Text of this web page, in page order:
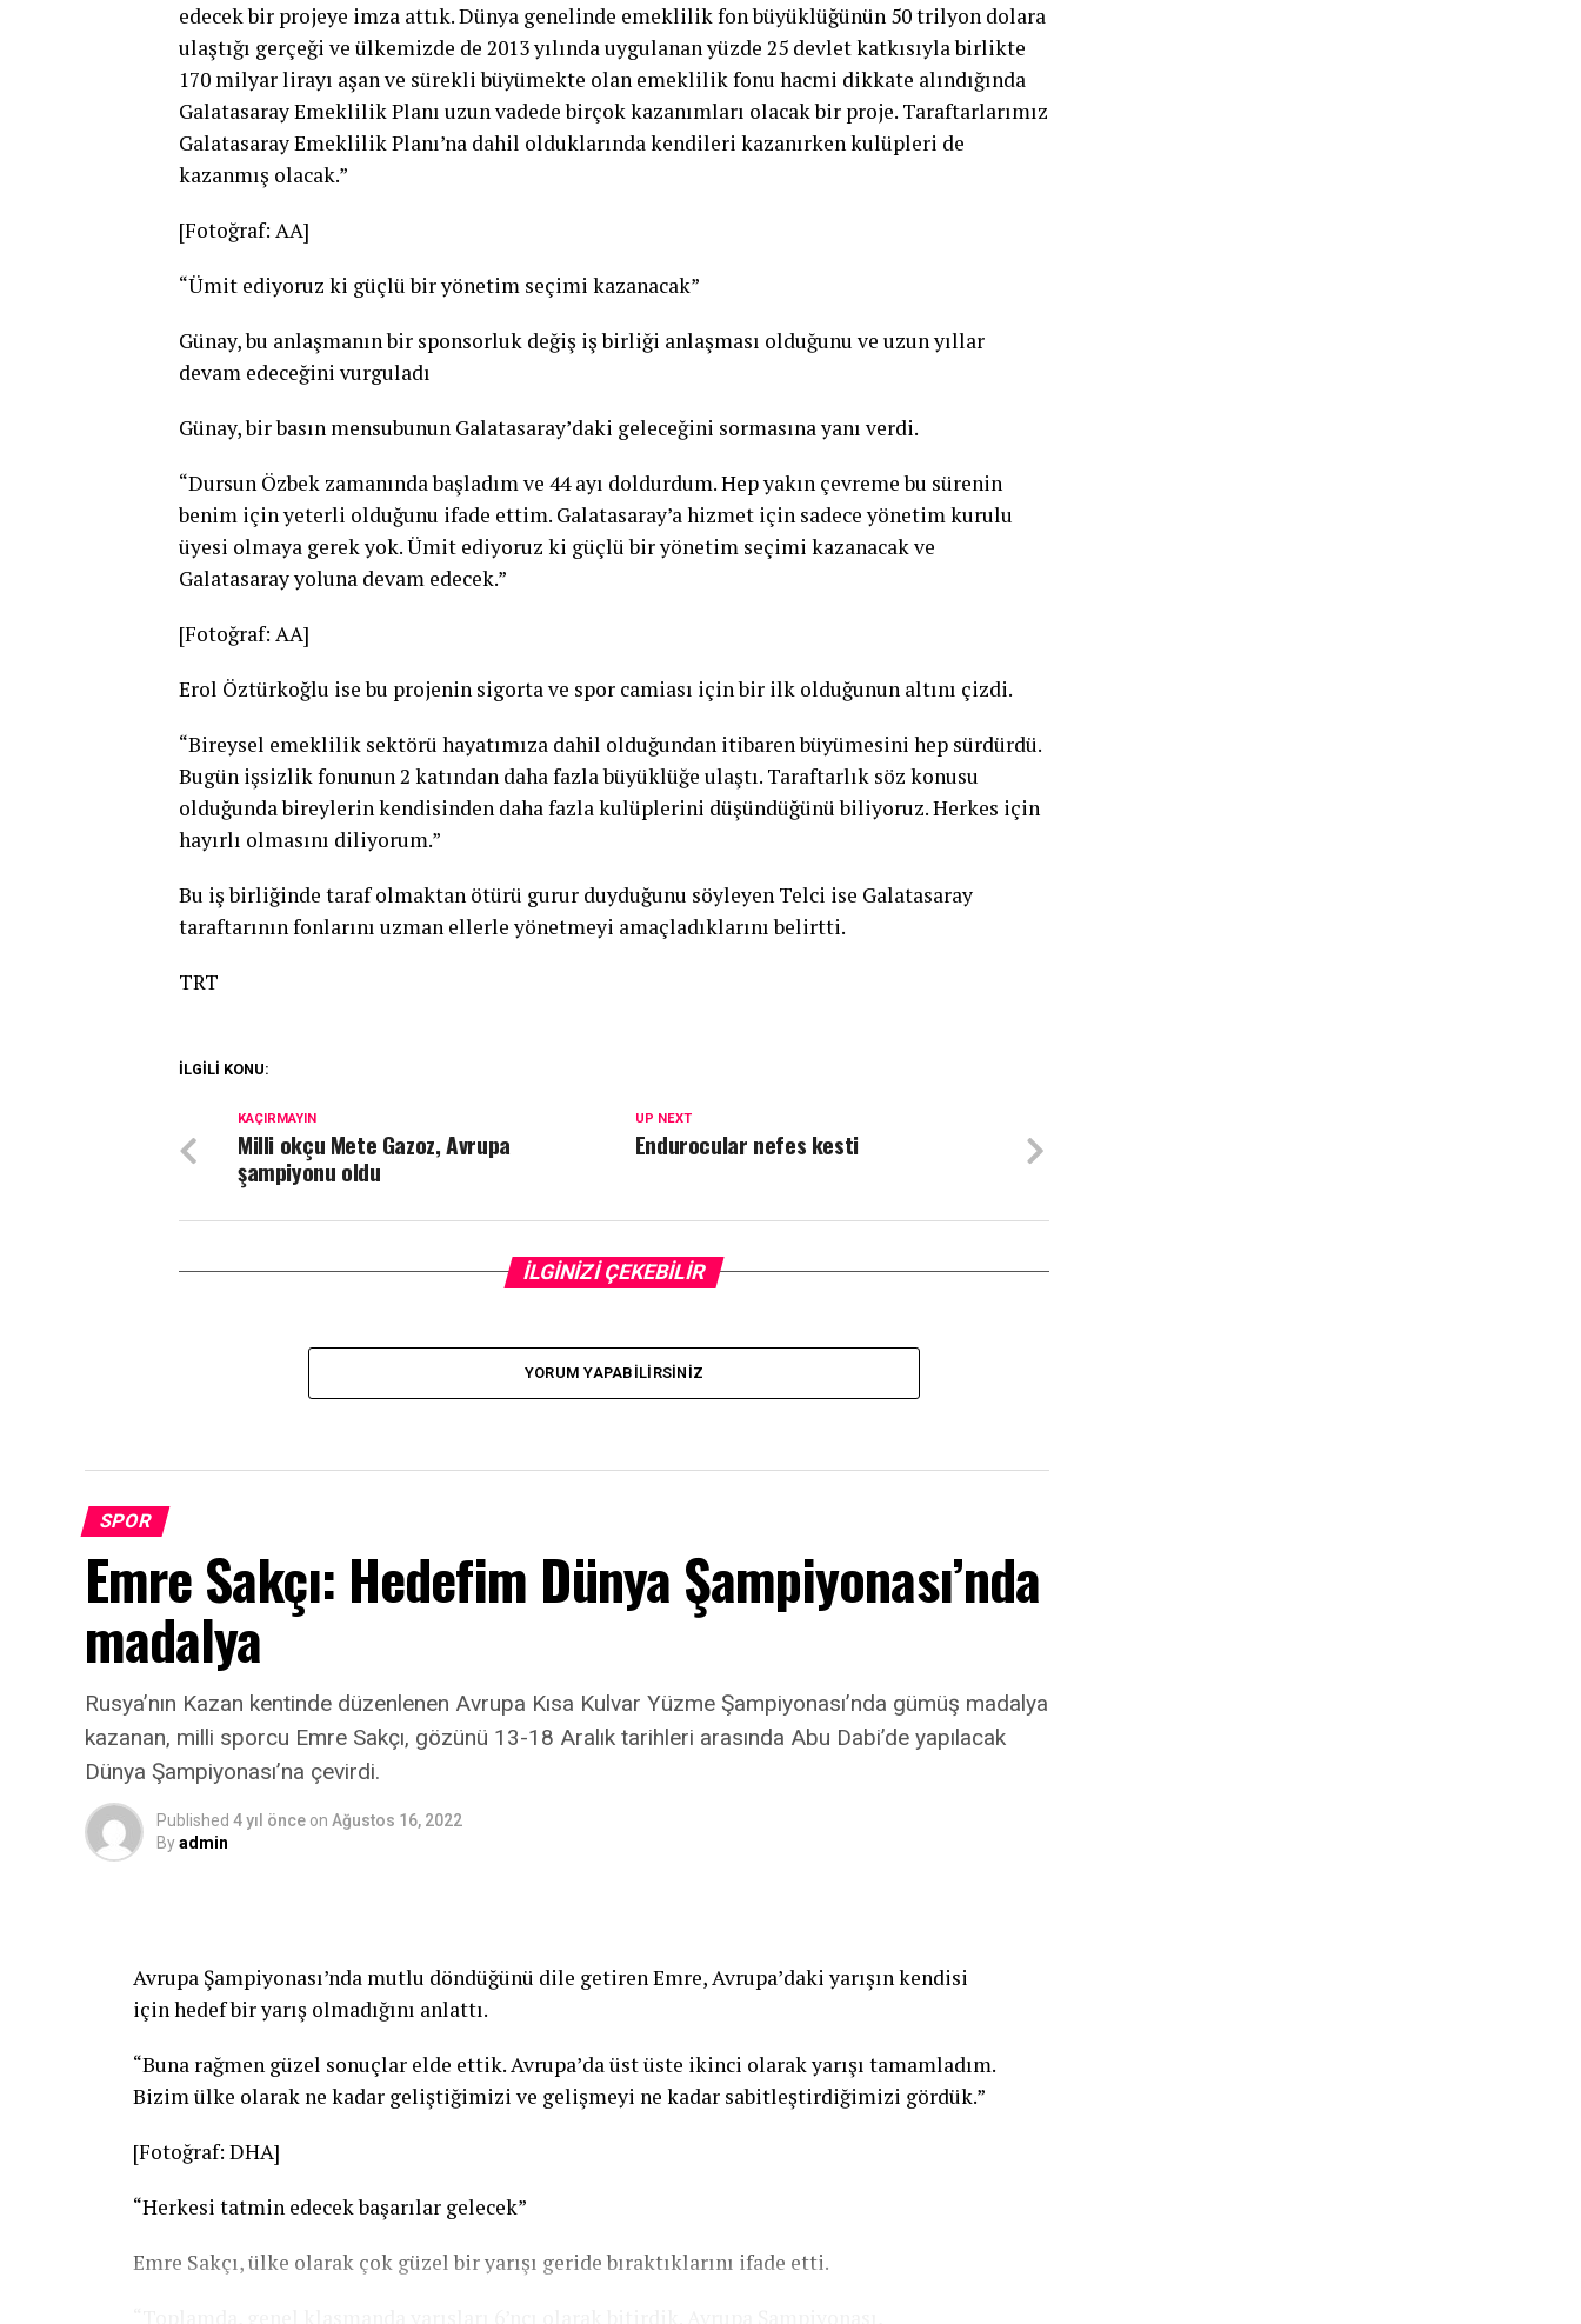
edecek bir projeye imza attık. Dünya genelinde emeklilik fon büyüklüğünün 50 trilyon dolara
ulaştığı gerçeği ve ülkemizde de 2013 yılında uygulanan yüzde 25 devlet katkısıyla birlikte
170 milyar lirayı aşan ve sürekli büyümekte olan emeklilik fonu hacmi dikkate alındığında
Galatasaray Emeklilik Planı uzun vadede birçok kazanımları olacak bir proje. Taraftarlarımız
Galatasaray Emeklilik Planı’na dahil olduklarında kendileri kazanırken kulüpleri de
kazanmış olacak.”
[Fotoğraf: AA]
“Ümit ediyoruz ki güçlü bir yönetim seçimi kazanacak”
Günay, bu anlaşmanın bir sponsorluk değiş iş birliği anlaşması olduğunu ve uzun yıllar
devam edeceğini vurguladı
Günay, bir basın mensubunun Galatasaray’daki geleceğini sormasına yanı verdi.
“Dursun Özbek zamanında başladım ve 44 ayı doldurdum. Hep yakın çevreme bu sürenin
benim için yeterli olduğunu ifade ettim. Galatasaray’a hizmet için sadece yönetim kurulu
üyesi olmaya gerek yok. Ümit ediyoruz ki güçlü bir yönetim seçimi kazanacak ve
Galatasaray yoluna devam edecek.”
[Fotoğraf: AA]
Erol Öztürkoğlu ise bu projenin sigorta ve spor camiası için bir ilk olduğunun altını çizdi.
“Bireysel emeklilik sektörü hayatımıza dahil olduğundan itibaren büyümesini hep sürdürdü.
Bugün işsizlik fonunun 2 katından daha fazla büyüklüğe ulaştı. Taraftarlık söz konusu
olduğunda bireylerin kendisinden daha fazla kulüplerini düşündüğünü biliyoruz. Herkes için
hayırlı olmasını diliyorum.”
Bu iş birliğinde taraf olmaktan ötürü gurur duyduğunu söyleyen Telci ise Galatasaray
taraftarının fonlarını uzman ellerle yönetmeyi amaçladıklarını belirtti.
TRT
İLGİLİ KONU:
UP NEXT
Endurocular nefes kesti
KAÇIRMAYIN
Milli okçu Mete Gazoz, Avrupa
şampiyonu oldu
İLGİNİZİ ÇEKEBİLİR
YORUM YAPABILIRSINIZ
SPOR
Emre Sakçı: Hedefim Dünya Şampiyonası’nda
madalya
Rusya’nın Kazan kentinde düzenlenen Avrupa Kısa Kulvar Yüzme Şampiyonası’nda gümüş madalya
kazanan, milli sporcu Emre Sakçı, gözünü 13-18 Aralık tarihleri arasında Abu Dabi’de yapılacak
Dünya Şampiyonası’na çevirdi.
Published 4 yıl önce on Ağustos 16, 2022
Byadmin
Avrupa Şampiyonası’nda mutlu döndüğünü dile getiren Emre, Avrupa’daki yarışın kendisi
için hedef bir yarış olmadığını anlattı.
“Buna rağmen güzel sonuçlar elde ettik. Avrupa’da üst üste ikinci olarak yarışı tamamladım.
Bizim ülke olarak ne kadar geliştiğimizi ve gelişmeyi ne kadar sabitleştirdiğimizi gördük.”
[Fotoğraf: DHA]
“Herkesi tatmin edecek başarılar gelecek”
Emre Sakçı, ülke olarak çok güzel bir yarışı geride bıraktıklarını ifade etti.